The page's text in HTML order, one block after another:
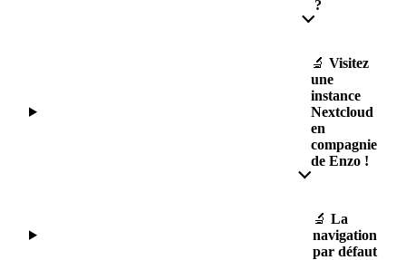
?
🔬 Visitez
une
instance
Nextcloud
en
compagnie
de Enzo !
🔬 La
navigation
par défaut